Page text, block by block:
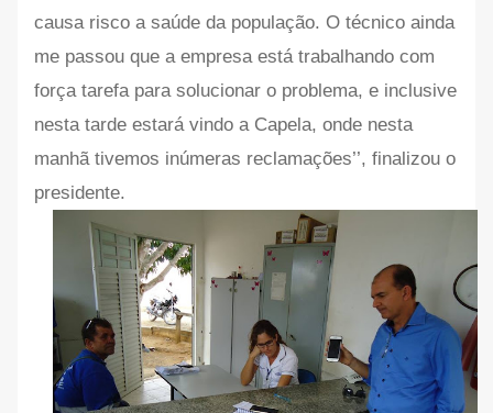
causa risco a saúde da população. O técnico ainda
me passou que a empresa está trabalhando com
força tarefa para solucionar o problema, e inclusive
nesta tarde estará vindo a Capela, onde nesta
manhã tivemos inúmeras reclamações’’, finalizou o
presidente.